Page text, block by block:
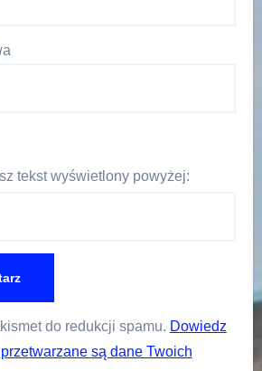
tekst wyświetlony powyżej:
do redukcji spamu. Dowiedz
są dane Twoich